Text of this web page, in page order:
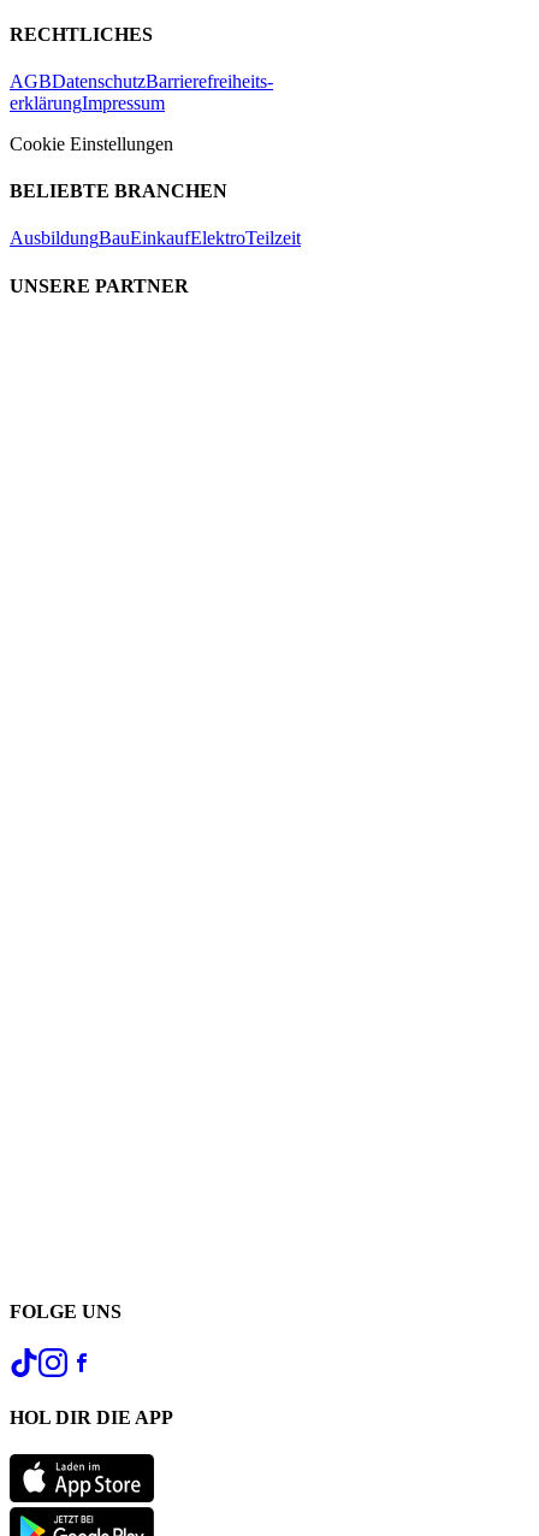
RECHTLICHES
AGBDatenschutzBarrierefreiheits-
erklärungImpressum
Cookie Einstellungen
BELIEBTE BRANCHEN
AusbildungBauEinkaufElektroTeilzeit
UNSERE PARTNER
FOLGE UNS
HOL DIR DIE APP